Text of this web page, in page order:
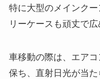
特に大型のメインク
リーケースも頑丈で
車移動の際は、エア
保ち、直射日光が当た